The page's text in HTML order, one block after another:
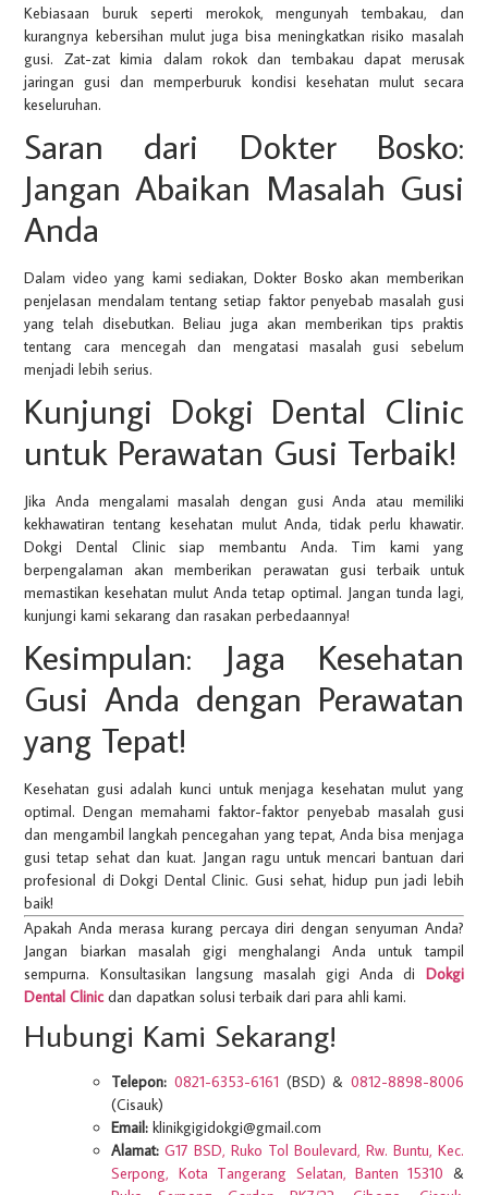
Kebiasaan buruk seperti merokok, mengunyah tembakau, dan
kurangnya kebersihan mulut juga bisa meningkatkan risiko masalah
gusi. Zat-zat kimia dalam rokok dan tembakau dapat merusak
jaringan gusi dan memperburuk kondisi kesehatan mulut secara
keseluruhan.
Saran dari Dokter Bosko:
Jangan Abaikan Masalah Gusi
Anda
Dalam video yang kami sediakan, Dokter Bosko akan memberikan
penjelasan mendalam tentang setiap faktor penyebab masalah gusi
yang telah disebutkan. Beliau juga akan memberikan tips praktis
tentang cara mencegah dan mengatasi masalah gusi sebelum
menjadi lebih serius.
Kunjungi Dokgi Dental Clinic
untuk Perawatan Gusi Terbaik!
Jika Anda mengalami masalah dengan gusi Anda atau memiliki
kekhawatiran tentang kesehatan mulut Anda, tidak perlu khawatir.
Dokgi Dental Clinic siap membantu Anda. Tim kami yang
berpengalaman akan memberikan perawatan gusi terbaik untuk
memastikan kesehatan mulut Anda tetap optimal. Jangan tunda lagi,
kunjungi kami sekarang dan rasakan perbedaannya!
Kesimpulan: Jaga Kesehatan
Gusi Anda dengan Perawatan
yang Tepat!
Kesehatan gusi adalah kunci untuk menjaga kesehatan mulut yang
optimal. Dengan memahami faktor-faktor penyebab masalah gusi
dan mengambil langkah pencegahan yang tepat, Anda bisa menjaga
gusi tetap sehat dan kuat. Jangan ragu untuk mencari bantuan dari
profesional di Dokgi Dental Clinic. Gusi sehat, hidup pun jadi lebih
baik!
Apakah Anda merasa kurang percaya diri dengan senyuman Anda?
Jangan biarkan masalah gigi menghalangi Anda untuk tampil
sempurna. Konsultasikan langsung masalah gigi Anda di Dokgi
Dental Clinicdan dapatkan solusi terbaik dari para ahli kami.
Hubungi Kami Sekarang!
Telepon: 0821-6353-6161 (BSD) & 0812-8898-8006
(Cisauk)
Email: klinikgigidokgi@gmail.com
Alamat: G17 BSD, Ruko Tol Boulevard, Rw. Buntu, Kec.
Serpong, Kota Tangerang Selatan, Banten 15310 &